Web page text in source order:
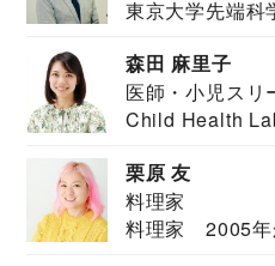
東京大学先端科
森田 麻里子
医師・小児スリ
Child Health
栗原 友
料理家
料理家 2005年